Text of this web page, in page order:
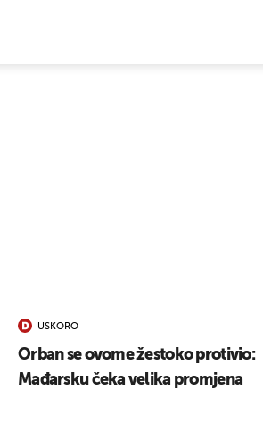
USKORO
Orban se ovome žestoko protivio:
Mađarsku čeka velika promjena